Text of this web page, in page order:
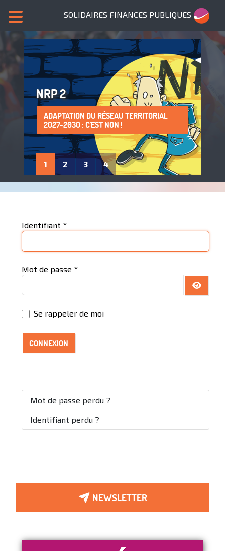
SOLIDAIRES FINANCES PUBLIQUES
NRP 2
ADAPTATION DU RÉSEAU TERRITORIAL
2027-2030 : C'EST NON !
SANS NOUS, PLUS DE SERVICES PUBLICS !
LA PROTECTION DE LA SANTÉ AU TRAVAIL
: UN DROIT À FAIRE VIVRE !
ADHÈRE À SOLIDAIRES FINANCES
PUBLIQUES
1 2 3 4
Identifiant *
Mot de passe *
Se rappeler de moi
CONNEXION
Mot de passe perdu ?
Identifiant perdu ?
NEWSLETTER